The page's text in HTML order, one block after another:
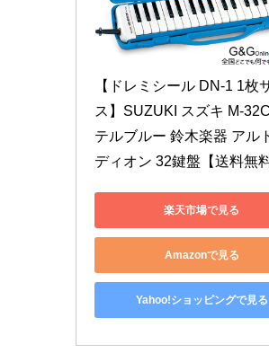
【ドレミシール DN-1 1枚
ス】SUZUKI スズキ M-
テルブルー 鈴木楽器 アル
ディオン 32鍵盤【送料無料
楽天市場で見る
Amazonで見る
Yahoo!ショッピングで見る